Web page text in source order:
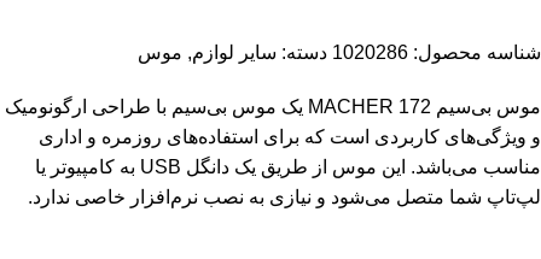
شناسه محصول: 1020286 دسته: سایر لوازم, موس
موس بی‌سیم MACHER 172 یک موس بی‌سیم با طراحی ارگونومیک
و ویژگی‌های کاربردی است که برای استفاده‌های روزمره و اداری
مناسب می‌باشد. این موس از طریق یک دانگل USB به کامپیوتر یا
لپ‌تاپ شما متصل می‌شود و نیازی به نصب نرم‌افزار خاصی ندارد.